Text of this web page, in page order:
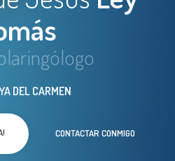
DEL CARMEN
CONTACTAR CONMIGO